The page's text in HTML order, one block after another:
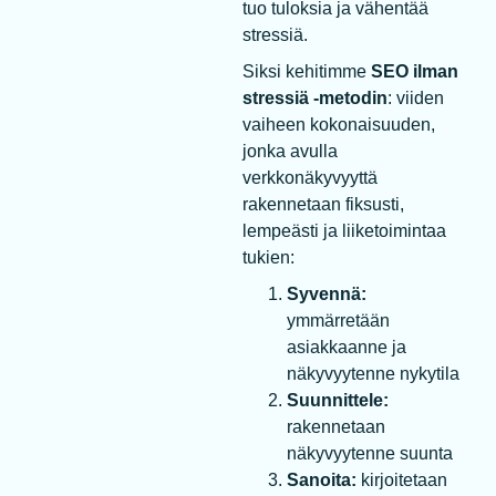
tuo tuloksia ja vähentää
stressiä.
Siksi kehitimmeSEO ilman
stressiä -metodin: viiden
vaiheen kokonaisuuden,
jonka avulla
verkkonäkyvyyttä
rakennetaan fiksusti,
lempeästi ja liiketoimintaa
tukien:
Syvennä:
ymmärretään
asiakkaanne ja
näkyvyytenne nykytila
Suunnittele:
rakennetaan
näkyvyytenne suunta
Sanoita: kirjoitetaan